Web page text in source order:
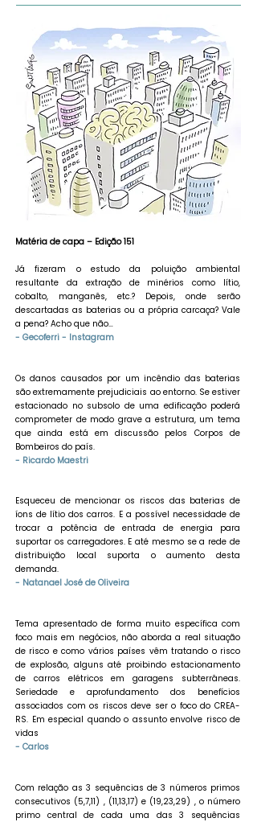
​Matéria de capa – Edição 151
Já fizeram o estudo da poluição ambiental
resultante da extração de minérios como lítio,
cobalto, manganês, etc.? Depois, onde serão
descartadas as baterias ou a própria carcaça? Vale
a pena? Acho que não…
- Gecoferri - Instagram
Os danos causados por um incêndio das baterias
são extremamente prejudiciais ao entorno. Se estiver
estacionado no subsolo de uma edificação poderá
comprometer de modo grave a estrutura, um tema
que ainda está em discussão pelos Corpos de
Bombeiros do país. ​​
- Ricardo Maestri
Esqueceu de mencionar os riscos das baterias de
íons de lítio dos carros. E a possível necessidade de
trocar a potência de entrada de energia para
suportar os carregadores. E até mesmo se a rede de
distribuição local suporta o aumento desta
demanda.
- Natanael José de Oliveira
Tema apresentado de forma muito específica com
foco mais em negócios, não aborda a real situação
de risco e como vários países vêm tratando o risco
de explosão, alguns até proibindo estacionamento
de carros elétricos em garagens subterrâneas.
Seriedade e aprofundamento dos benefícios
associados com os riscos deve ser o foco do CREA-
RS. Em especial quando o assunto envolve risco de
vidas
- Carlos
Com relação as 3 sequências de 3 números primos
consecutivos (5,7,11) , (11,13,17) e (19,23,29) , o número
primo central de cada uma das 3 sequências